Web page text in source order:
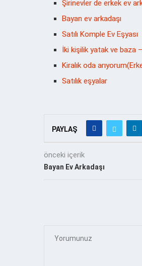
Şirinevler de erkek ev
Bayan ev arkadaşı
Satılı Komple Ev Eşyası
İki kişilik yatak ve baza
Kiralık oda
Satılık eşyalar
PAYLAŞ
önceki içerik
Bayan Ev Arkadaşı